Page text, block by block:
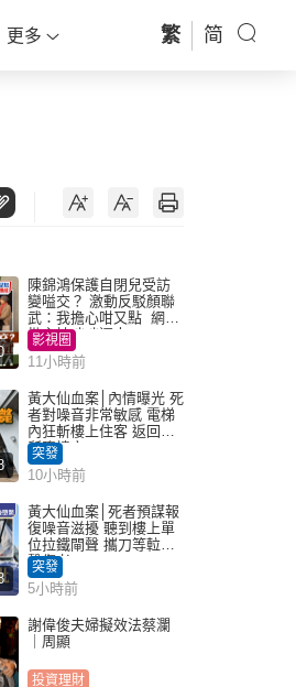
更多 繁 简
陳錦鴻保護自閉兒受訪
變嗌交？ 激動反駁顏聯
武：我擔心咁又點 網民
批主持咄咄逼人
影視圈
11小時前
黃大仙血案│內情曝光 死
者對噪音非常敏感 電梯
內狂斬樓上住客 返回住
所墮樓亡
突發
10小時前
黃大仙血案│死者預謀報
復噪音滋擾 聽到樓上單
位拉鐵閘聲 攜刀等𨋢伏
擊傷者
突發
5小時前
謝偉俊夫婦擬效法蔡瀾
｜周顯
投資理財